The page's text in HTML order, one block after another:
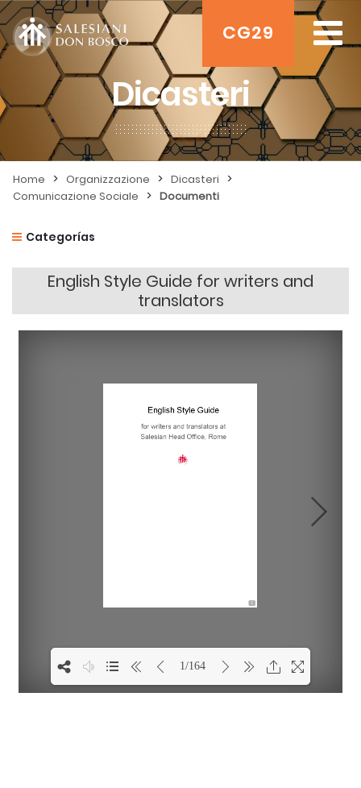
CG29
Dicasteri
Home > Organizzazione > Dicasteri >
Comunicazione Sociale > Documenti
Categorías
English Style Guide for writers and
translators